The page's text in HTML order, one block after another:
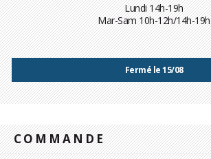
Lundi 14h-19h
Mar-Sam 10h-12h/14h-19h
Fermé le 15/08
COMMANDE